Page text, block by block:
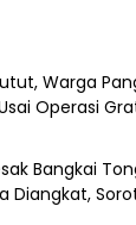
Warga
Operasi
Bangkai
Diangkat,